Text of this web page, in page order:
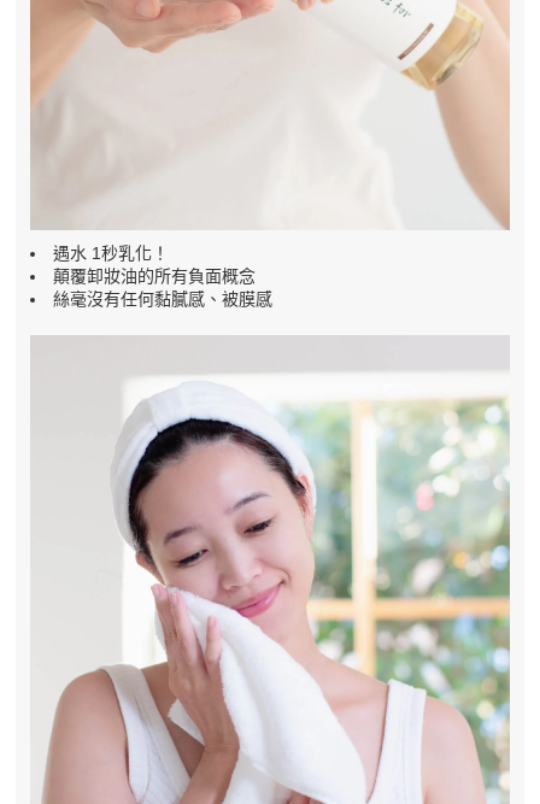
遇水 1秒乳化！
顛覆卸妝油的所有負面概念
絲毫沒有任何黏膩感、被膜感